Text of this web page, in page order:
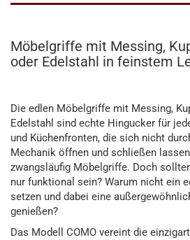
Möbelgriffe mit Messing,
oder Edelstahl in feinstem
Die edlen Möbelgriffe mit Messing,
Edelstahl sind echte Hingucker für
und Küchenfronten, die sich nicht
Mechanik öffnen und schließen
zwangsläufig Möbelgriffe. Doch
nur funktional sein? Warum nicht ein
setzen und dabei eine
genießen?
Das Modell COMO vereint die